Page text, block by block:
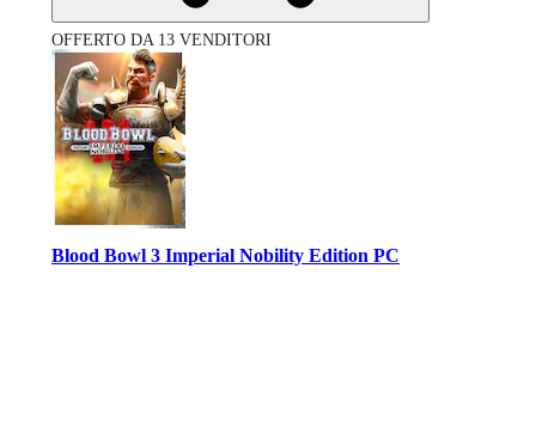
OFFERTO DA 13 VENDITORI
Blood Bowl 3 Imperial Nobility Edition PC